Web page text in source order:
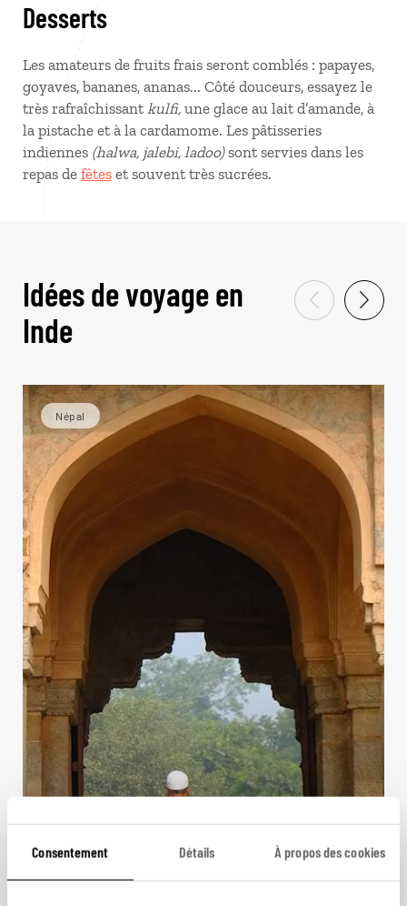
Consentement Détails À propos des cookies
Desserts
Les amateurs de fruits frais seront comblés : papayes,
goyaves, bananes, ananas... Côté douceurs, essayez le
très rafraîchissant kulfi, une glace au lait d’amande, à
la pistache et à la cardamome. Les pâtisseries
indiennes (halwa, jalebi, ladoo)sont servies dans les
repas de fêtes et souvent très sucrées.
Idées de voyage en
Inde
Népal
De Katmandou à Bénarès